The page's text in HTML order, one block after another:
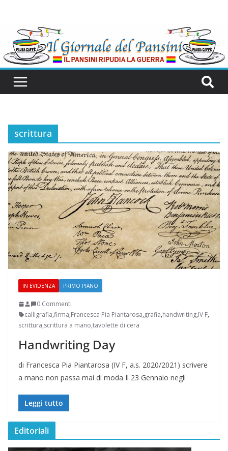
scrittura
IN EVIDENZA PRIMO PIANO
0 Commenti
calligrafia,firma,Francesca Pia Piantarosa,grafia,handwriting,IV F,
scrittura,scrittura a mano,tavolette di cera
Handwriting Day
di Francesca Pia Piantarosa (IV F, a.s. 2020/2021) scrivere
a mano non passa mai di moda Il 23 Gennaio negli
Leggi tutto
Editoriali